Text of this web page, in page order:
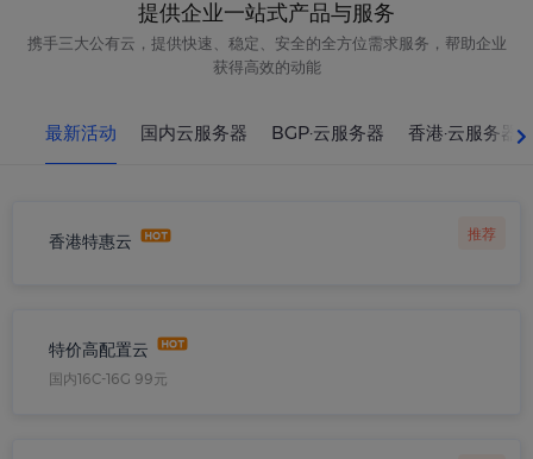
提供企业一站式产品与服务
携手三大公有云，提供快速、稳定、安全的全方位需求服务，帮助企业
获得高效的动能
最新活动 国内云服务器 BGP·云服务器 香港·云服务器
香港特惠云 推荐
特价高配置云
国内16C-16G 99元